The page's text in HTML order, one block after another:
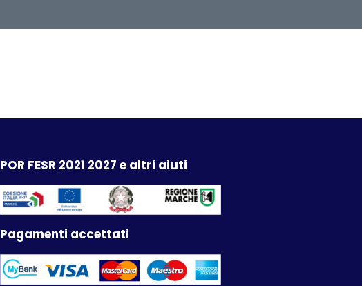
POR FESR 2021 2027 e altri aiuti
Pagamenti accettati